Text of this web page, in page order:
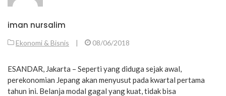
iman nursalim
Ekonomi & Bisnis | 08/06/2018
ESANDAR, Jakarta – Seperti yang diduga sejak awal,
perekonomian Jepang akan menyusut pada kwartal pertama
tahun ini. Belanja modal gagal yang kuat, tidak bisa